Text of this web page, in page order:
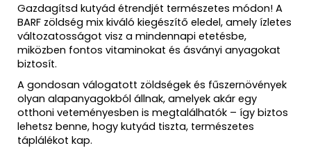
Gazdagítsd kutyád étrendjét természetes módon! A
BARF zöldség mix kiváló kiegészítő eledel, amely ízletes
változatosságot visz a mindennapi etetésbe,
miközben fontos vitaminokat és ásványi anyagokat
biztosít.
A gondosan válogatott zöldségek és fűszernövények
olyan alapanyagokból állnak, amelyek akár egy
otthoni veteményesben is megtalálhatók – így biztos
lehetsz benne, hogy kutyád tiszta, természetes
táplálékot kap.